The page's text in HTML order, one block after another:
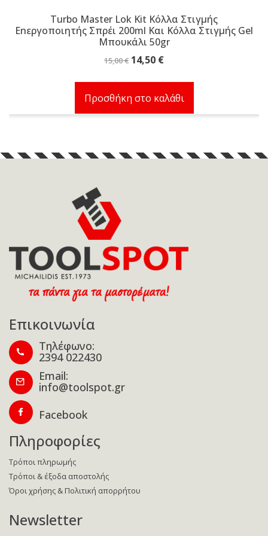
Turbo Master Lok Kit Κόλλα Στιγμής
Εnεργοποιητής Σπρέι 200ml Και Κόλλα Στιγμής Gel
Μπουκάλι 50gr
15,00€ Original
15,00 €.
14,50 €Η
είναι:
14,50 €.
Προσθήκη στο καλάθι
Επικοινωνία
Τηλέφωνο:
2394 022430
Email:
info@toolspot.gr
Facebook
Πληροφορίες
Τρόποι πληρωμής
Τρόποι & έξοδα αποστολής
Όροι χρήσης & Πολιτική απορρήτου
Newsletter